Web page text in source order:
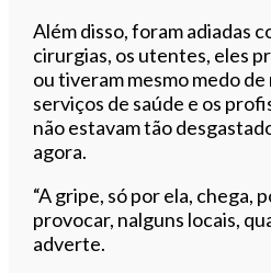
Além disso, foram adiadas
cirurgias, os utentes, eles
ou tiveram mesmo medo
serviços de saúde e os
não estavam tão
agora.
“A gripe, só por ela, chega,
provocar, nalguns locais,
adverte.